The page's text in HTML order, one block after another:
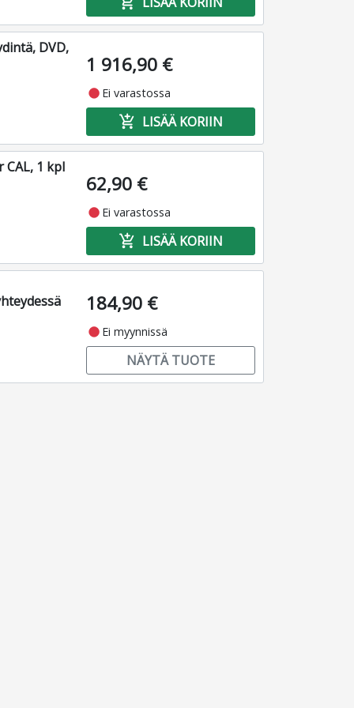
DVD,
1 916,90 €
fiber_manual_record Ei varastossa
add_shopping_cart LISÄÄ KORIIN
CAL, 1 kpl
62,90 €
fiber_manual_record Ei varastossa
add_shopping_cart LISÄÄ KORIIN
184,90 €
fiber_manual_record Ei myynnissä
NÄYTÄ TUOTE